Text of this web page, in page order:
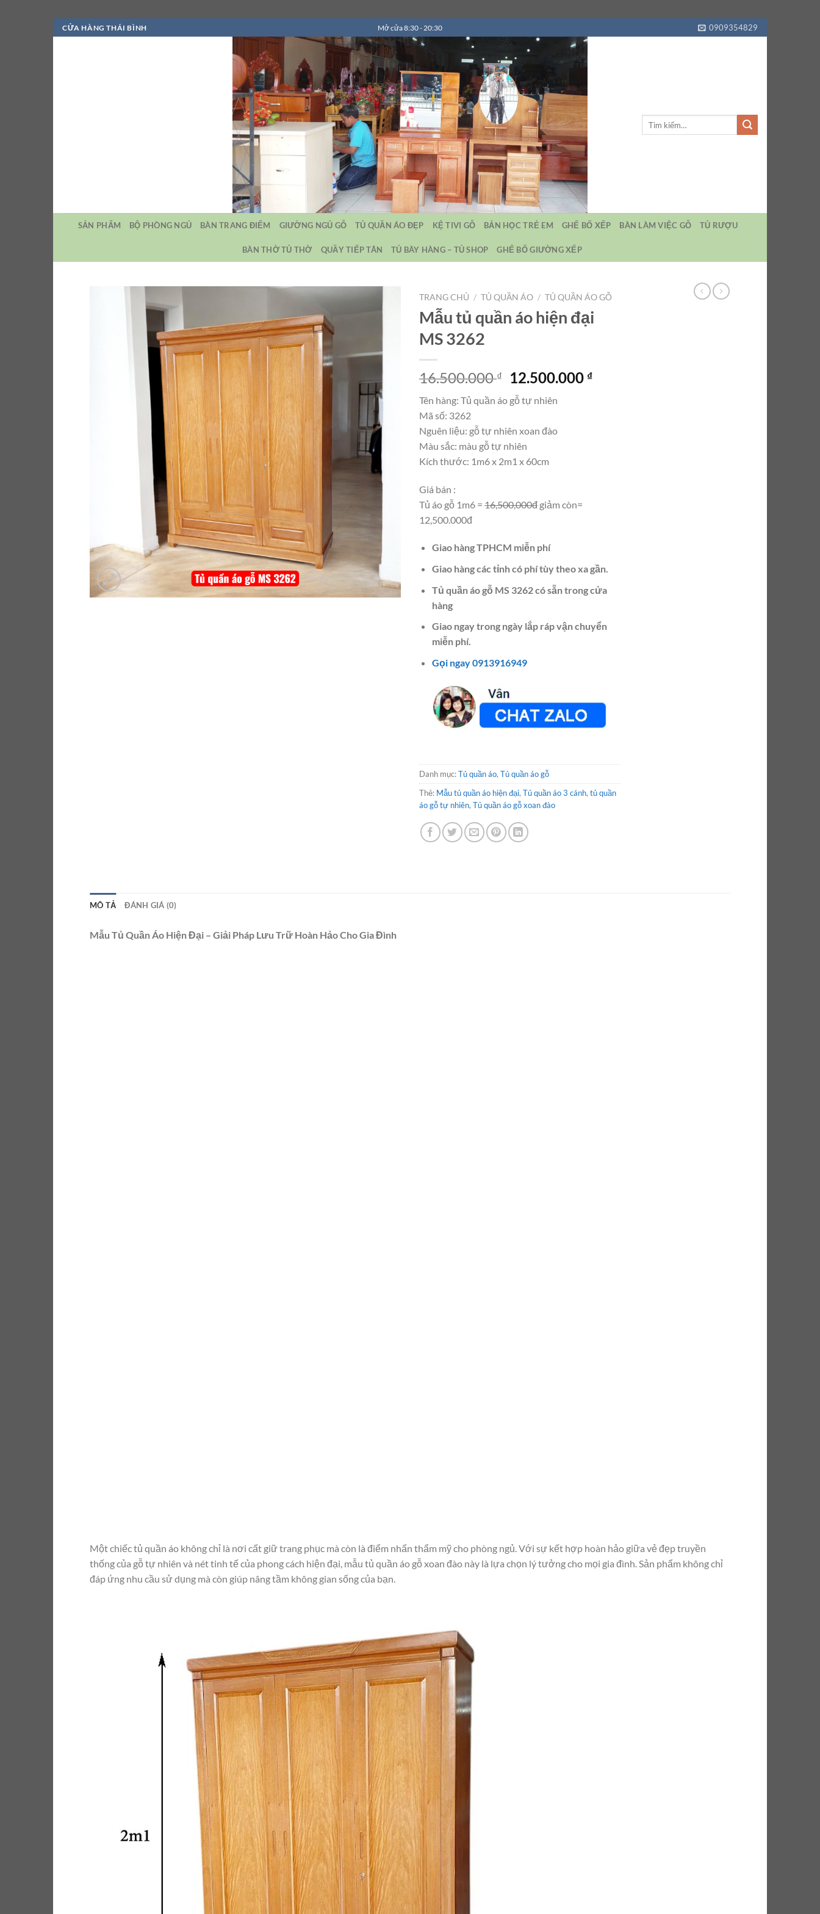
Bỏ
qua
CỬA HÀNG THÁI BÌNH Mở cửa 8:30 - 20:30 0909354829
SẢN PHẨM BỘ PHÒNG NGỦ BÀN TRANG ĐIỂM GIƯỜNG NGỦ GỖ TỦ QUẦN ÁO ĐẸP KỆ TIVI GỖ BẢN HỌC TRẺ EM GHẾ BỐ XẾP BÀN LÀM VIỆC GỖ TỦ RƯỢU
BÀN THỜ TỦ THỜ QUẦY TIẾP TÂN TỦ BÀY HÀNG – TỦ SHOP GHẾ BỐ GIƯỜNG XẾP
TRANG CHỦ / TỦ QUẦN ÁO / TỦ QUẦN ÁO GỖ
Mẫu tủ quần áo hiện đại
MS 3262
16.500.000₫
Giá
gốc
là:
12.500.000 ₫Giá
Tên hàng: Tủ quần áo gỗ tự nhiên
Mã số: 3262
Nguên liệu: gỗ tự nhiên xoan đào
Màu sắc: màu gỗ tự nhiên
Kích thước: 1m6 x 2m1 x 60cm
Giá bán :
Tủ áo gỗ 1m6 = 16,500,000đ giảm còn=
12,500.000đ
Giao hàng TPHCM miễn phí
Giao hàng các tỉnh có phí tùy theo xa gần.
Tủ quần áo gỗ MS 3262 có sẵn trong cửa
hàng
Giao ngay trong ngày lắp ráp vận chuyển
miễn phí.
Gọi ngay 0913916949
Danh mục:Tủ quần áo, Tủ quần áo gỗ
Thẻ: Mẫu tủ quần áo hiện đại, Tủ quần áo 3 cánh, tủ quần
áo gỗ tự nhiên, Tủ quần áo gỗ xoan đào
MÔ TẢ ĐÁNH GIÁ (0)
Mẫu Tủ Quần Áo Hiện Đại – Giải Pháp Lưu Trữ Hoàn Hảo Cho Gia Đình
Một chiếc tủ quần áo không chỉ là nơi cất giữ trang phục mà còn là điểm nhấn thẩm mỹ cho phòng ngủ. Với sự kết hợp hoàn hảo giữa vẻ đẹp truyền
thống của gỗ tự nhiên và nét tinh tế của phong cách hiện đại, mẫu tủ quần áo gỗ xoan đào này là lựa chọn lý tưởng cho mọi gia đình. Sản phẩm không chỉ
đáp ứng nhu cầu sử dụng mà còn giúp nâng tầm không gian sống của bạn.